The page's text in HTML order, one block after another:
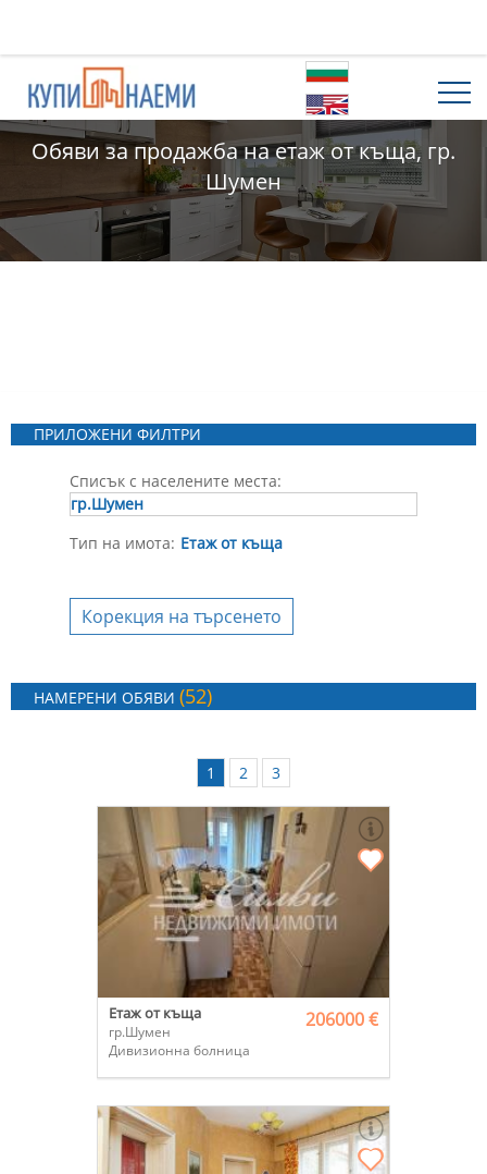
Обяви за продажба на етаж от къща, гр.
Шумен
ПРИЛОЖЕНИ ФИЛТРИ
Списък с населените места:
гр.Шумен
Тип на имота: Етаж от къща
Корекция на търсенето
НАМЕРЕНИ ОБЯВИ(52)
1 2 3
Етаж от къща
гр.Шумен
Дивизионна болница
206000 €